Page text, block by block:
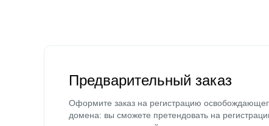
Предварительный заказ
Оформите заказ на регистрацию
домена: вы сможете претендовать на